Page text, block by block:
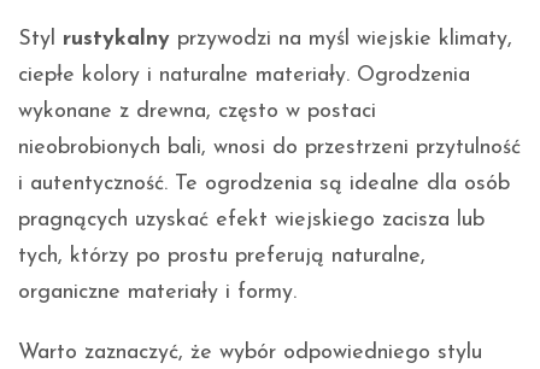
Styl rustykalny przywodzi na myśl wiejskie klimaty,
ciepłe kolory i naturalne materiały. Ogrodzenia
wykonane z drewna, często w postaci
nieobrobionych bali, wnosi do przestrzeni przytulność
i autentyczność. Te ogrodzenia są idealne dla osób
pragnących uzyskać efekt wiejskiego zacisza lub
tych, którzy po prostu preferują naturalne,
organiczne materiały i formy.
Warto zaznaczyć, że wybór odpowiedniego stylu